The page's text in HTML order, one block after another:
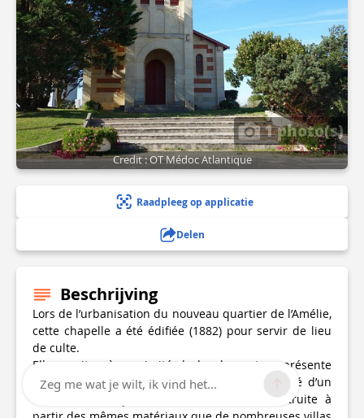
1 photo(s)
Credit : OT Médoc Atlantique
Raadpleeg op applicatie
Delen
Beschrijving
Lors de l’urbanisation du nouveau quartier de l’Amélie,
cette chapelle a été édifiée (1882) pour servir de lieu
de culte.
Elle se situe à proximité de la plage et se présente
comme un bâtiment tout en sobriété surmonté d’un
clocher. La chapelle de l’Amélie a été construite à
Zeg me wat je wilt, ik vind het...